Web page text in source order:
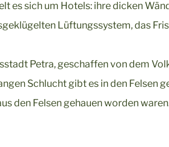
es sich um Hotels: ihre dicken
Lüftungssystem, das
Petra, geschaffen von dem
Schlucht gibt es in den Felsen
den Felsen gehauen worden